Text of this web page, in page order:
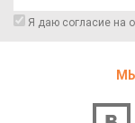
Я даю согласие на